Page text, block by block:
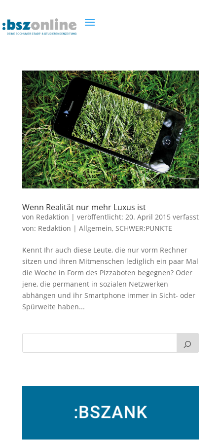
Wenn Realität nur mehr Luxus ist
von Redaktion | veröffentlicht: 20. April 2015 verfasst
von: Redaktion | Allgemein, SCHWER:PUNKTE
Kennt Ihr auch diese Leute, die nur vorm Rechner
sitzen und ihren Mitmenschen lediglich ein paar Mal
die Woche in Form des Pizzaboten begegnen? Oder
jene, die permanent in sozialen Netzwerken
abhängen und ihr Smartphone immer in Sicht- oder
Spürweite haben...